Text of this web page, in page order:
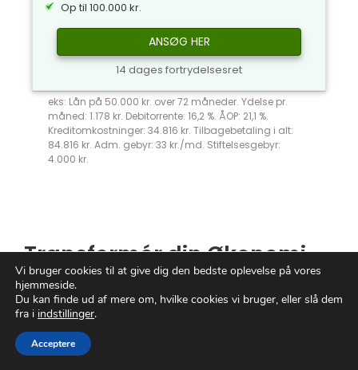
Op til 100.000 kr.
ANSØG HER
14 dages fortrydelsesret
eks: Lån på 50.000 kr. over 72 måneder. Ydelse pr.
måned: 1.178 kr. Debitorrente: 16,2 %. ÅOP: 21,1 %.
Kreditomkostninger: 34.816 kr. Tilbagebetaling i alt:
84.816 kr. Adm. gebyr: 33 kr./md. Stiftelsesgebyr:
4.000 kr.
Transformér din Økonomi
med Indfrielse af Lån
Forestil dig en verden, hvor frihed og
økonomisk sikkerhed ikke kun er drømme,
men realiteter inden for rækkevidde.
Vi bruger cookies til at give dig den bedste oplevelse på vores
hjemmeside.
Du kan finde ud af mere om, hvilke cookies vi bruger, eller slå dem
fra i indstillinger.
Acceptere